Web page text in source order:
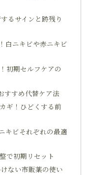
るサインと跡残り
白ニキビや赤ニキビ
初期セルフケアの
すすめ代替ケア法
ギ！ひどくする前
キビそれぞれの最適
で初期リセット
ない市販薬の使い